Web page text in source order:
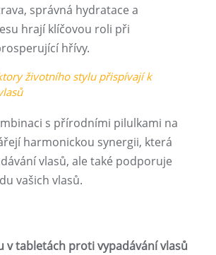
správná hydratace a
hrají klíčovou roli při
hřívy.
životního stylu přispívají k
s přírodními pilulkami na
harmonickou synergii, která
vlasů, ale také podporuje
vašich vlasů.
v tabletách proti vypadávání vlasů